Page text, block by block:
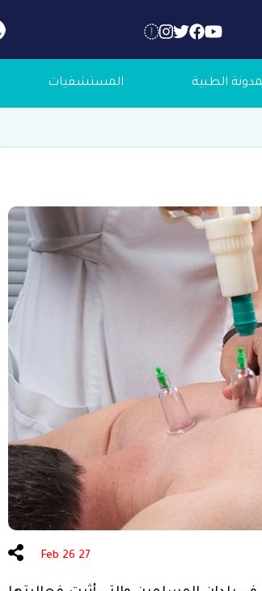
الطبية المستشفيات
27 Feb 26
زراعة الشعر